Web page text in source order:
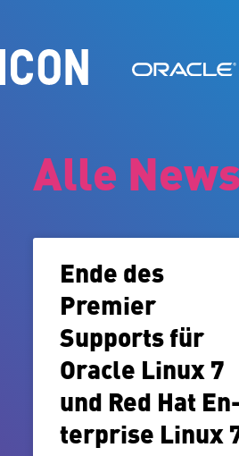
Alle
Ende des
Premier
Supports für
Oracle Linux 7
und Red Hat
ter­pri­se Linux